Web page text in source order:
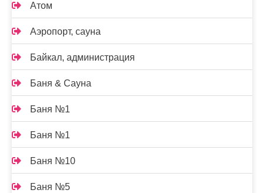
Атом
Аэропорт, сауна
Байкал, администрация
Баня & Сауна
Баня №1
Баня №1
Баня №10
Баня №5